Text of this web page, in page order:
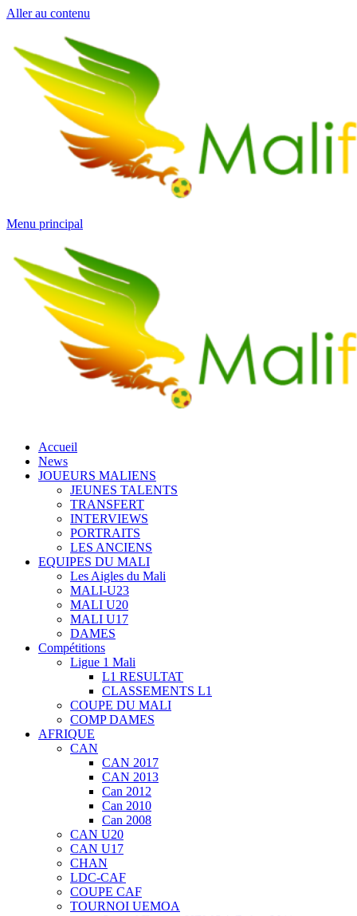
Aller au contenu
Menu principal
Accueil
News
JOUEURS MALIENS
JEUNES TALENTS
TRANSFERT
INTERVIEWS
PORTRAITS
LES ANCIENS
EQUIPES DU MALI
Les Aigles du Mali
MALI-U23
MALI U20
MALI U17
DAMES
Compétitions
Ligue 1 Mali
L1 RESULTAT
CLASSEMENTS L1
COUPE DU MALI
COMP DAMES
AFRIQUE
CAN
CAN 2017
CAN 2013
Can 2012
Can 2010
Can 2008
CAN U20
CAN U17
CHAN
LDC-CAF
COUPE CAF
TOURNOI UEMOA